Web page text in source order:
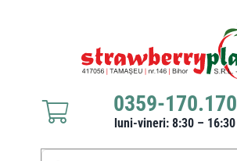
0359-170.170
luni-vineri: 8:30 – 16:30
Răsaduri căpșuni